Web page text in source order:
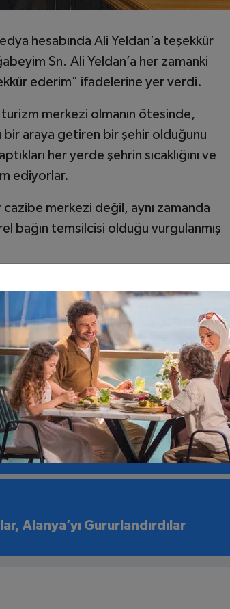
hesabında Ali Yeldan’a teşekkür
Sn. Ali Yeldan’a her zamanki
ederim" ifadelerine yer verdi.
turizm merkezi olmanın ötesinde,
bir araya getiren bir şehir olduğunu
her yerde şehrin sıcaklığını ve
ediyorlar.
merkezi değil, aynı zamanda
bağın temsilcisi olduğu vurgulanmış
Alanya’dan Akdeniz’i Kurtarma
Kabusu Yaşadığını İddia Etti”
Alanya’yı Gururlandırdılar